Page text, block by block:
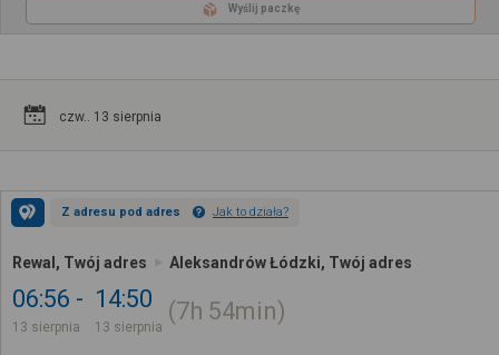
Wyślij paczkę
czw.. 13 sierpnia
Z adresu pod adres Jak to działa?
Rewal, Twój adres Aleksandrów Łódzki, Twój adres
06:56
13 sierpnia
14:50
13 sierpnia
7h 54min